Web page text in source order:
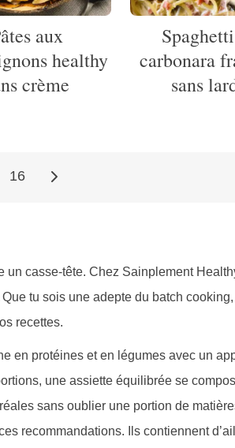
aux
healthy
crème
carbonara
sans
16
casse-tête. Chez Sainplement
tu sois une adepte du batch
recettes.
en protéines et en légumes avec un
une assiette équilibrée se
sans oublier une portion de
recommandations. Ils contiennent